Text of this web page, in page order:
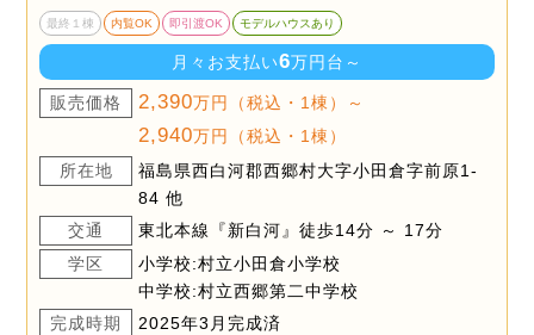
最終１棟 内覧OK 即引渡OK モデルハウスあり
月々お支払い6万円台～
販売価格 2,390万円（税込・1棟）～
2,940万円（税込・1棟）
所在地
福島県西白河郡西郷村大字小田倉字前原1-
84 他
交通
東北本線『新白河』徒歩14分 ～ 17分
学区
小学校:村立小田倉小学校
中学校:村立西郷第二中学校
完成時期
2025年3月完成済